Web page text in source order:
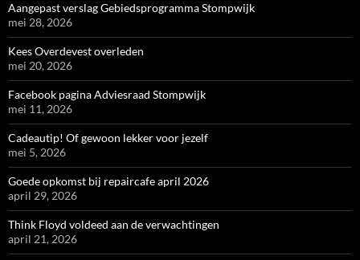
Aangepast verslag Gebiedsprogramma Stompwijk
mei 28, 2026
Kees Overdevest overleden
mei 20, 2026
Facebook pagina Adviesraad Stompwijk
mei 11, 2026
Cadeautip! Of gewoon lekker voor jezelf
mei 5, 2026
Goede opkomst bij repaircafe april 2026
april 29, 2026
Think Floyd voldeed aan de verwachtingen
april 21, 2026